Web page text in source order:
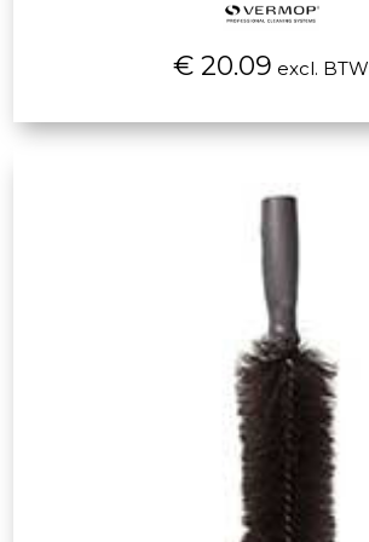
€ 20.09 excl. BTW